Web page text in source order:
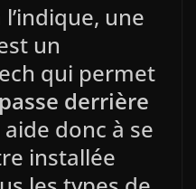
une
un
qui permet
derrière
donc à se
installée